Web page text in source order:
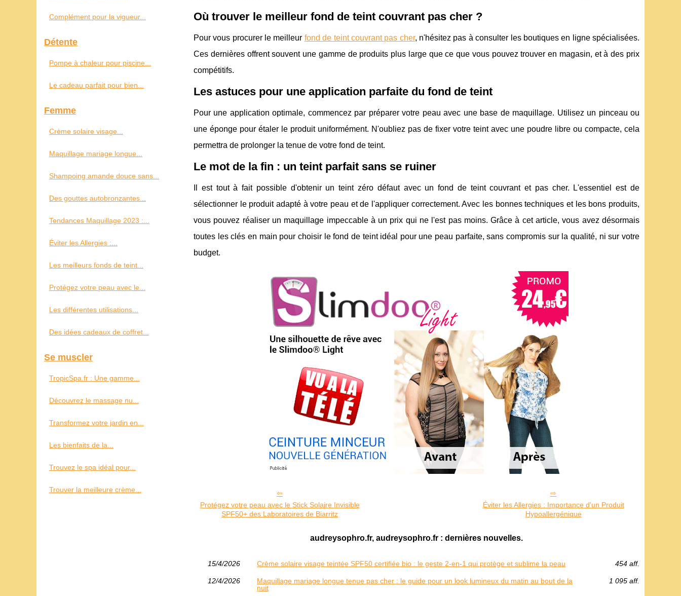
Où trouver le meilleur fond de teint couvrant pas cher ?
Pour vous procurer le meilleur fond de teint couvrant pas cher, n'hésitez pas à consulter les boutiques en ligne spécialisées.
Ces dernières offrent souvent une gamme de produits plus large que ce que vous pouvez trouver en magasin, et à des prix
compétitifs.
Les astuces pour une application parfaite du fond de teint
Pour une application optimale, commencez par préparer votre peau avec une base de maquillage. Utilisez un pinceau ou
une éponge pour étaler le produit uniformément. N'oubliez pas de fixer votre teint avec une poudre libre ou compacte, cela
permettra de prolonger la tenue de votre fond de teint.
Le mot de la fin : un teint parfait sans se ruiner
Il est tout à fait possible d'obtenir un teint zéro défaut avec un fond de teint couvrant et pas cher. L'essentiel est de
sélectionner le produit adapté à votre peau et de l'appliquer correctement. Avec les bonnes techniques et les bons produits,
vous pouvez réaliser un maquillage impeccable à un prix qui ne l'est pas moins. Grâce à cet article, vous avez désormais
toutes les clés en main pour choisir le fond de teint idéal pour une peau parfaite, sans compromis sur la qualité, ni sur votre
budget.
Protégez votre peau avec le Stick Solaire Invisible
SPF50+ des Laboratoires de Biarritz
Éviter les Allergies : Importance d'un Produit
Hypoallergénique
audreysophro.fr, audreysophro.fr : dernières nouvelles.
15/4/2026 Crème solaire visage teintée SPF50 certifiée bio : le geste 2-en-1 qui protège et sublime la peau 454 aff.
12/4/2026
Maquillage mariage longue tenue pas cher : le guide pour un look lumineux du matin au bout de la
nuit
1 095 aff.
Complément pour la vigueur...
Détente
Pompe à chaleur pour piscine...
Le cadeau parfait pour bien...
Femme
Crème solaire visage...
Maquillage mariage longue...
Shampoing amande douce sans...
Des gouttes autobronzantes...
Tendances Maquillage 2023 :...
Éviter les Allergies :...
Les meilleurs fonds de teint...
Protégez votre peau avec le...
Les différentes utilisations...
Des idées cadeaux de coffret...
Se muscler
TropicSpa.fr : Une gamme...
Découvrez le massage nu...
Transformez votre jardin en...
Les bienfaits de la...
Trouvez le spa idéal pour...
Trouver la meilleure crème...